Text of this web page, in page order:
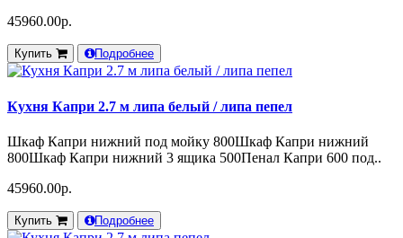
45960.00р.
Купить Подробнее
Кухня Капри 2.7 м липа белый / липа пепел
Шкаф Капри нижний под мойку 800Шкаф Капри нижний
800Шкаф Капри нижний 3 ящика 500Пенал Капри 600 под..
45960.00р.
Купить Подробнее